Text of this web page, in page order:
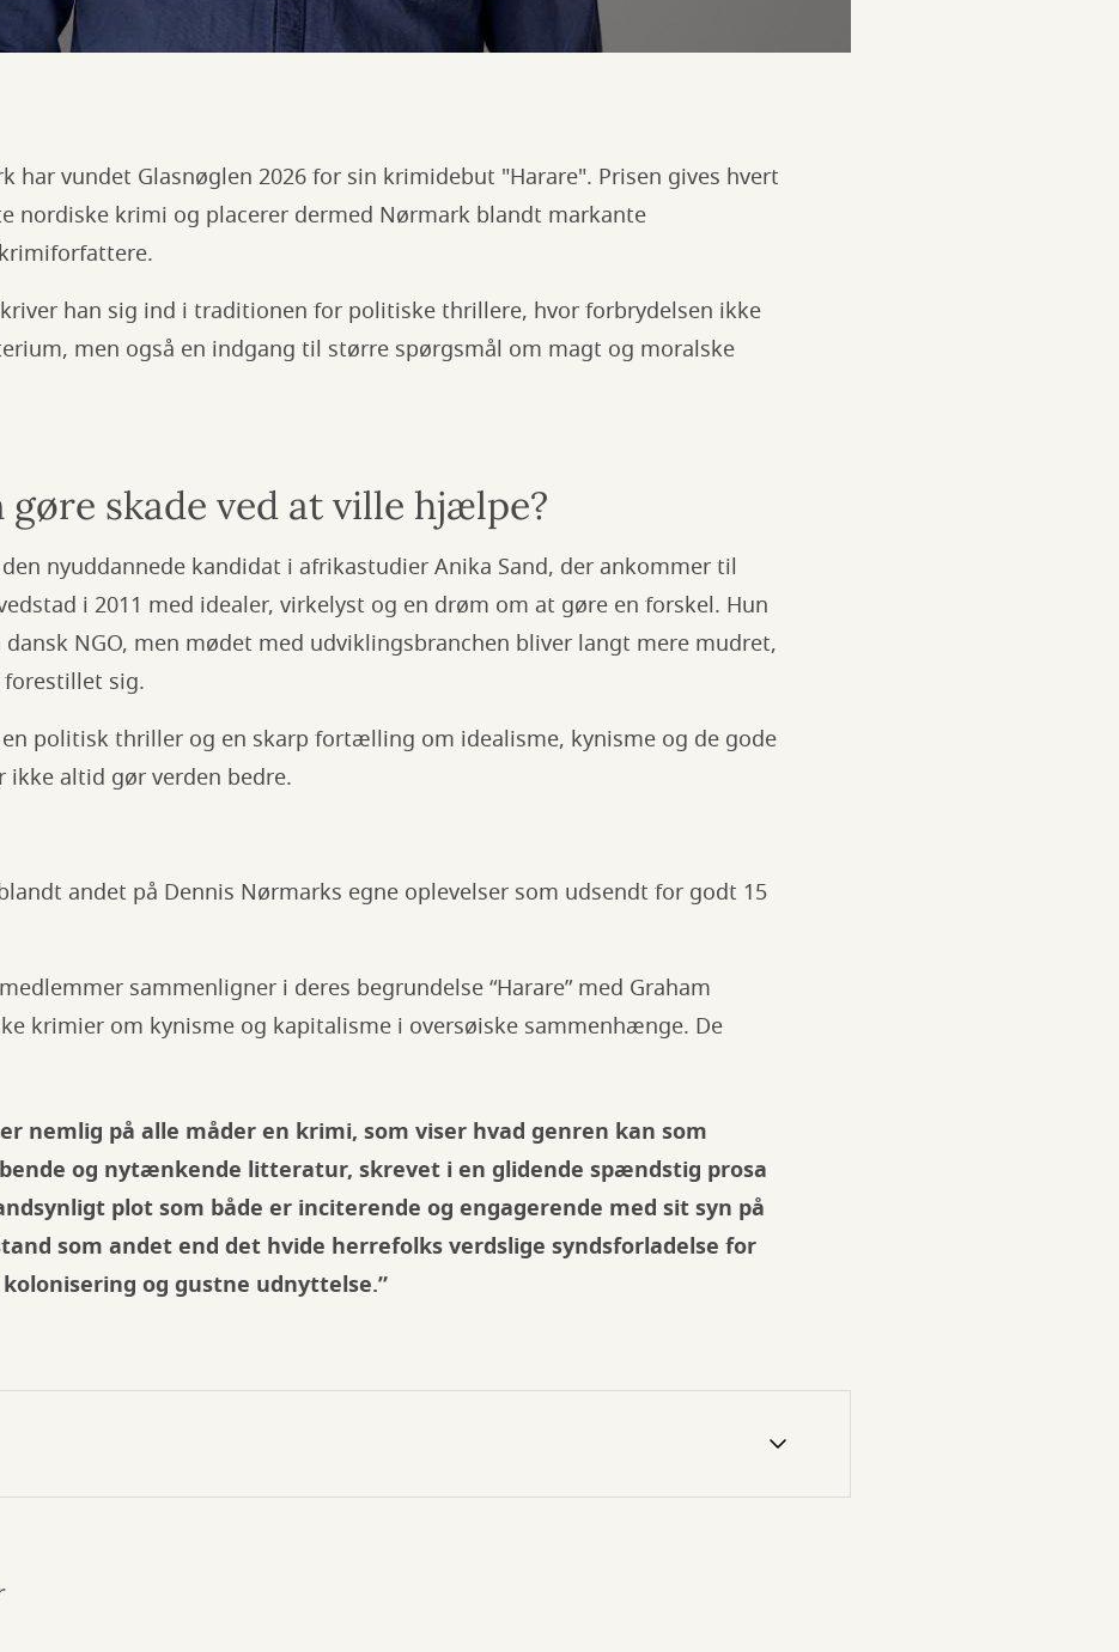
har vundet Glasnøglen 2026 for sin krimidebut "Harare". Prisen gives hvert
nordiske krimi og placerer dermed Nørmark blandt markante
han sig ind i traditionen for politiske thrillere, hvor forbrydelsen ikke
men også en indgang til større spørgsmål om magt og moralske
gøre skade ved at ville hjælpe?
den nyuddannede kandidat i afrikastudier Anika Sand, der ankommer til
i 2011 med idealer, virkelyst og en drøm om at gøre en forskel. Hun
NGO, men mødet med udviklingsbranchen bliver langt mere mudret,
forestillet sig.
en politisk thriller og en skarp fortælling om idealisme, kynisme og de gode
ikke altid gør verden bedre.
andet på Dennis Nørmarks egne oplevelser som udsendt for godt 15
sammenligner i deres begrundelse “Harare” med Graham
krimier om kynisme og kapitalisme i oversøiske sammenhænge. De
nemlig på alle måder en krimi, som viser hvad genren kan som
og nytænkende litteratur, skrevet i en glidende spændstig prosa
plot som både er inciterende og engagerende med sit syn på
som andet end det hvide herrefolks verdslige syndsforladelse for
og gustne udnyttelse.”